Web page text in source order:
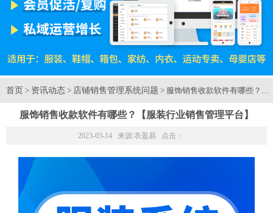
首页 > 资讯动态 > 店铺销售管理系统问题 > 服饰销售收款软件有哪些？
服饰销售收款软件有哪些？【服装行业销售管理平台】
2023-03-14 来源:衣盈易 点击：